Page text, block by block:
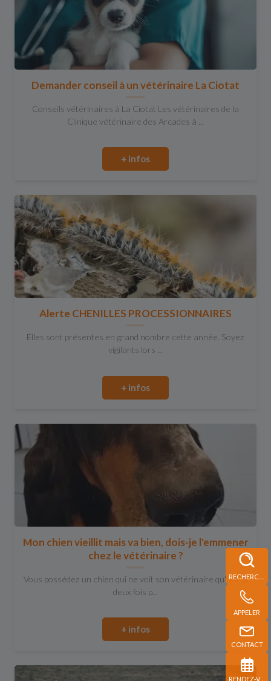
APPELER
CONTACT
RENDEZ-VOUS
Demander conseil à un vétérinaire La Ciotat
Conseils vétérinaires à La Ciotat Les vétérinaires de la
Clinique vétérinaire des Arcades à ...
+ infos
Alerte CHENILLES PROCESSIONNAIRES
Elles sont présentes en grand nombre cette année. Soyez
vigilants lors ...
+ infos
Mon chien vieillit mais va bien, dois-je l'emmener
chez le vétérinaire ?
Vous possédez un chien qui ne voit son vétérinaire qu'une à
deux fois p...
+ infos